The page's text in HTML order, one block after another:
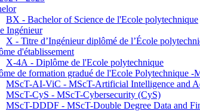
BX - Bachelor of Science de l'Ecole polytechnique
Ingénieur
X - Titre d’Ingénieur diplômé de l’École
d'établissement
X-4A - Diplôme de l'Ecole polytechnique
de formation gradué de l'Ecole Polytechnique -
MScT-AI-ViC - MScT-Artificial Intelligence and
MScT-CyS - MScT-Cybersecurity (CyS)
MScT-DDDF - MScT-Double Degree Data and